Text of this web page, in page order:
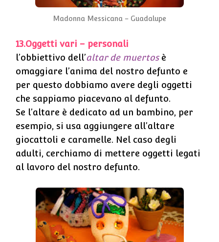
Madonna Messicana – Guadalupe
13.Oggetti vari – personali
l’obbiettivo dell’altar de muertosè
omaggiare l’anima del nostro defunto e
per questo dobbiamo avere degli oggetti
che sappiamo piacevano al defunto.
Se l’altare è dedicato ad un bambino, per
esempio, si usa aggiungere all’altare
giocattoli e caramelle. Nel caso degli
adulti, cerchiamo di mettere oggetti legati
al lavoro del nostro defunto.